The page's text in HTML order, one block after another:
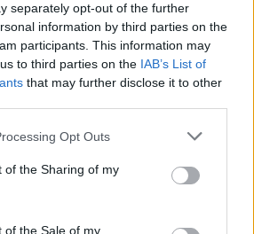
separately opt-out of the further
information by third parties on the
participants. This information may
to third parties on the IAB’s List of
that may further disclose it to other
Opt Outs
of the Sharing of my
of the Sale of my
δυο χρόνια
τελευταία σεζόν της